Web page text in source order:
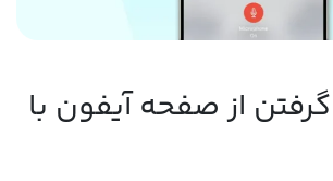
از صفحه آیفون با